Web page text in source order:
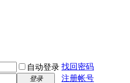
自动登录 找回密码
登录 注册帐号